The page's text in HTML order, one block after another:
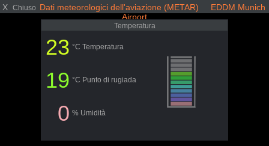
X Chiuso
Dati meteorologici dell'aviazione (METAR) EDDM Munich
Airport
Temperatura
23 °C Temperatura
19 °C Punto di rugiada
0 % Umidità